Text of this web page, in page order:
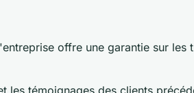
offre une garantie sur les
les témoignages des clients